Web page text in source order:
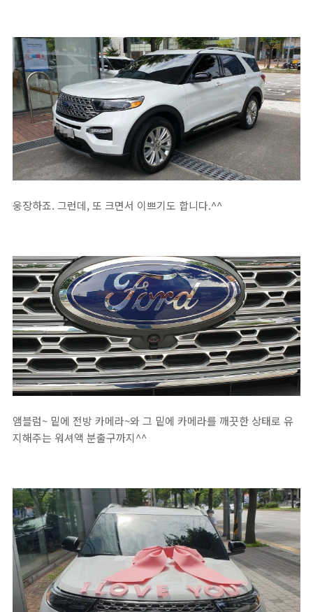
웅장하죠. 그런데, 또 크면서 이쁘기도 합니다.^^
앰블럼~ 밑에 전방 카메라~와 그 밑에 카메라를 깨끗한 상태로 유
지해주는 워셔액 분출구까지^^